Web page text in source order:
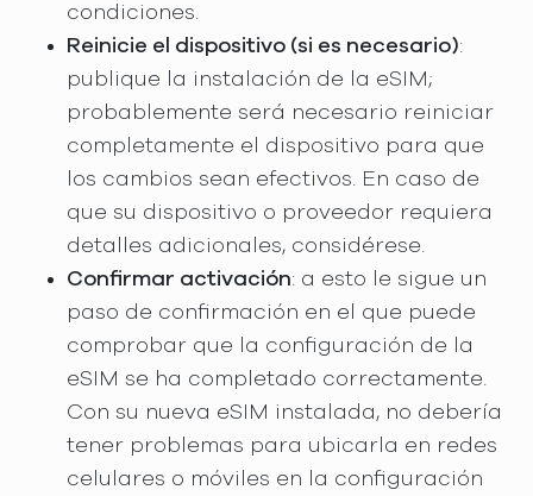
condiciones.
Reinicie el dispositivo (si es necesario):
publique la instalación de la eSIM;
probablemente será necesario reiniciar
completamente el dispositivo para que
los cambios sean efectivos. En caso de
que su dispositivo o proveedor requiera
detalles adicionales, considérese.
Confirmar activación: a esto le sigue un
paso de confirmación en el que puede
comprobar que la configuración de la
eSIM se ha completado correctamente.
Con su nueva eSIM instalada, no debería
tener problemas para ubicarla en redes
celulares o móviles en la configuración